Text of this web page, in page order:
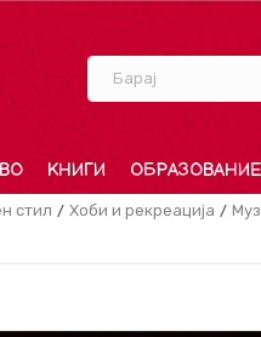
Барај
КНИГИ ОБРАЗОВАНИЕ
стил Хоби и рекреација